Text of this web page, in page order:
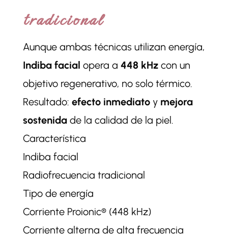
tradicional
Aunque ambas técnicas utilizan energía,
Indiba facial opera a 448 kHzcon un
objetivo regenerativo, no solo térmico.
Resultado: efecto inmediatoy mejora
sostenidade la calidad de la piel.
Característica
Indiba facial
Radiofrecuencia tradicional
Tipo de energía
Corriente Proionic® (448 kHz)
Corriente alterna de alta frecuencia